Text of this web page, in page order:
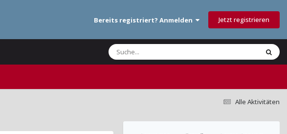
Bereits registriert? Anmelden Jetzt registrieren
Alle Aktivitäten